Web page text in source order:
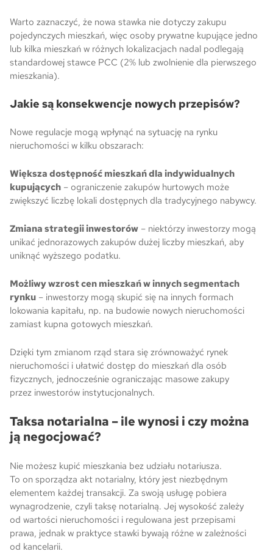
Warto zaznaczyć, że nowa stawka nie dotyczy zakupu
pojedynczych mieszkań, więc osoby prywatne kupujące jedno
lub kilka mieszkań w różnych lokalizacjach nadal podlegają
standardowej stawce PCC (2% lub zwolnienie dla pierwszego
mieszkania).
Jakie są konsekwencje nowych przepisów?
Nowe regulacje mogą wpłynąć na sytuację na rynku
nieruchomości w kilku obszarach:
Większa dostępność mieszkań dla indywidualnych
kupujących – ograniczenie zakupów hurtowych może
zwiększyć liczbę lokali dostępnych dla tradycyjnego nabywcy.
Zmiana strategii inwestorów – niektórzy inwestorzy mogą
unikać jednorazowych zakupów dużej liczby mieszkań, aby
uniknąć wyższego podatku.
Możliwy wzrost cen mieszkań w innych segmentach
rynku – inwestorzy mogą skupić się na innych formach
lokowania kapitału, np. na budowie nowych nieruchomości
zamiast kupna gotowych mieszkań.
Dzięki tym zmianom rząd stara się zrównoważyć rynek
nieruchomości i ułatwić dostęp do mieszkań dla osób
fizycznych, jednocześnie ograniczając masowe zakupy
przez inwestorów instytucjonalnych.
Taksa notarialna – ile wynosi i czy można
ją negocjować?
Nie możesz kupić mieszkania bez udziału notariusza.
To on sporządza akt notarialny, który jest niezbędnym
elementem każdej transakcji. Za swoją usługę pobiera
wynagrodzenie, czyli taksę notarialną. Jej wysokość zależy
od wartości nieruchomości i regulowana jest przepisami
prawa, jednak w praktyce stawki bywają różne w zależności
od kancelarii.